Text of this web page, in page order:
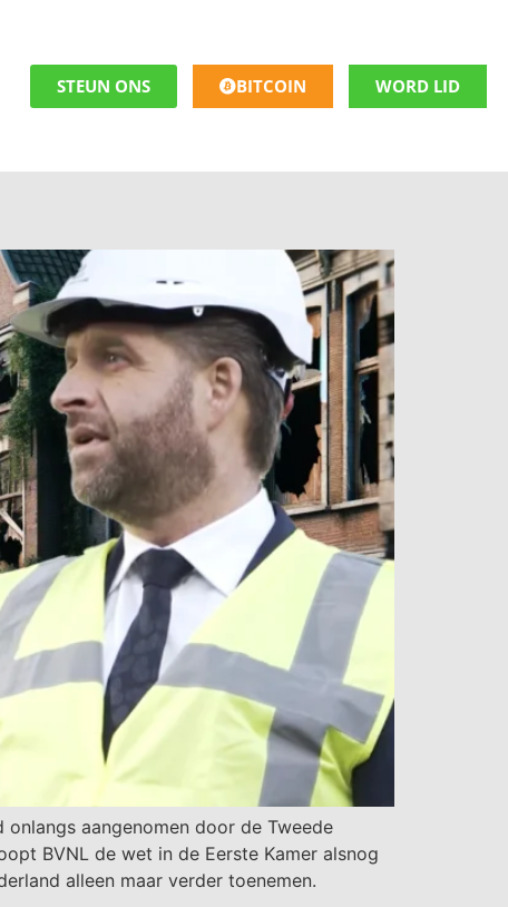
STEUN ONS BITCOIN WORD LID
aangenomen door de Tweede
BVNL de wet in de Eerste Kamer alsnog
alleen maar verder toenemen.